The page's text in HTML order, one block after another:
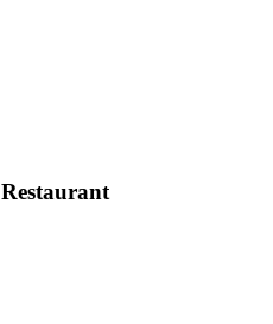
Restaurant